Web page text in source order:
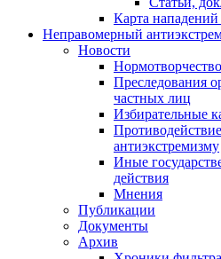
Карта
Неправомерный
Новости
Нормотворчество
Преследования
частных лиц
Избирательные
антиэкстремизму
Иные
действия
Мнения
Публикации
Документы
Архив